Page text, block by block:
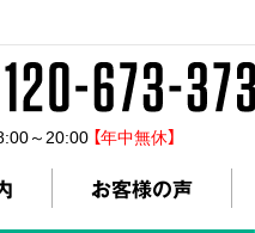
～20:00 【年中無休】
お客様の声